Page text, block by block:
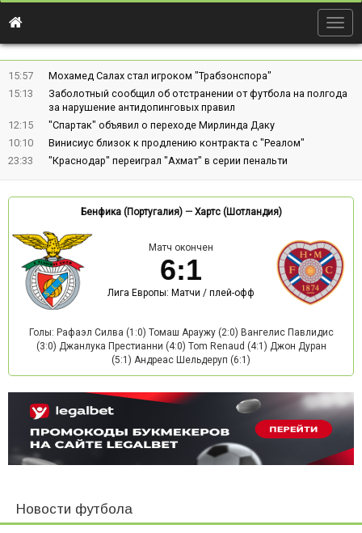
15:57
Мохамед Салах стал игроком "Трабзонспора"
15:13
Заболотный сообщил об отстранении от футбола на полгода
за нарушение антидопинговых правил
12:15
"Спартак" объявил о переходе Мирлинда Даку
10:10
Винисиус близок к продлению контракта с "Реалом"
23:33
"Краснодар" переиграл "Ахмат" в серии пенальти
Бенфика (Португалия)— Хартс (Шотландия)
Матч окончен
6:1
Лига Европы: Матчи / плей-офф
Голы: Рафаэл Силва (1:0) Томаш Араужу (2:0) Вангелис Павлидис
(3:0) Джанлука Престианни (4:0) Tom Renaud (4:1) Джон Дуран
(5:1) Андреас Шельдеруп (6:1)
Новости футбола